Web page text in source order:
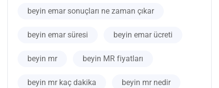
beyin emar sonuçları ne zaman çıkar
beyin emar süresi beyin emar ücreti
beyin mr beyin MR fiyatları
beyin mr kaç dakika beyin mr nedir